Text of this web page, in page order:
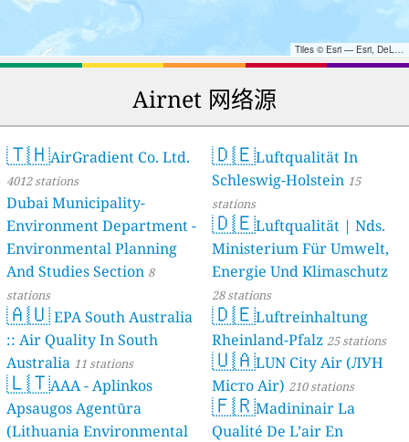
Tiles © Esri — Esri, DeLorme, NAVTEQ, TomTom, Intermap, iPC, USGS, FAO, NPS, NRCAN, GeoBase, Kadaster NL, Ordnance Survey, Esri Japan, METI, Esri China (Hong Kong), and the GIS User Community
Airnet 网络源
🇹🇭AirGradient Co. Ltd.
4012 stations
Dubai Municipality-
Environment Department -
Environmental Planning
And Studies Section 8
stations
🇦🇺EPA South Australia
:: Air Quality In South
Australia 11 stations
🇱🇹AAA - Aplinkos
Apsaugos Agentūra
(Lithuania Environmental
🇩🇪Luftqualität In
Schleswig-Holstein 15
stations
🇩🇪Luftqualität | Nds.
Ministerium Für Umwelt,
Energie Und Klimaschutz
28 stations
🇩🇪Luftreinhaltung
Rheinland-Pfalz 25 stations
🇺🇦LUN City Air (ЛУН
Місто Air) 210 stations
🇫🇷Madininair La
Qualité De L’air En